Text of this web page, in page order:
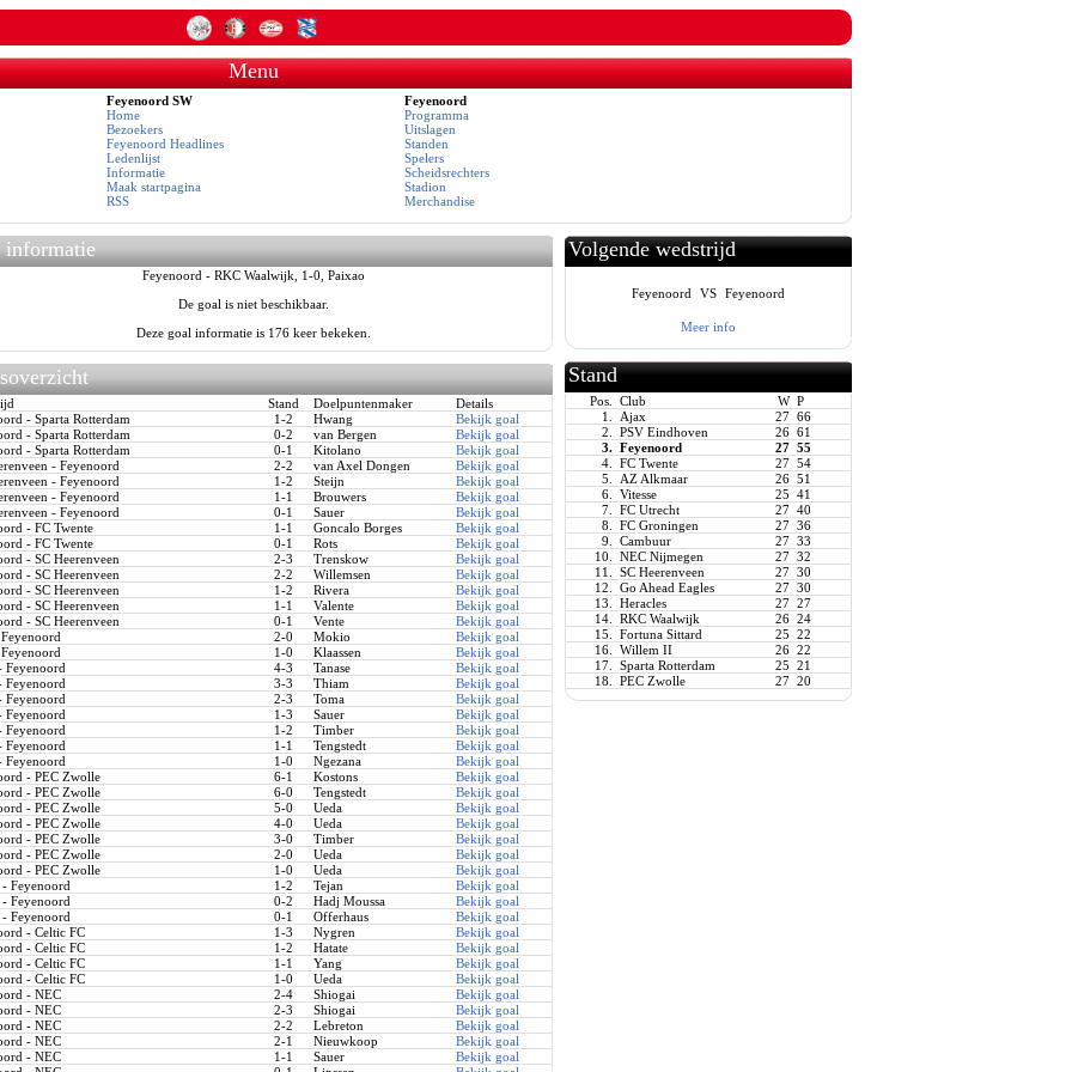
Menu
Feyenoord SW
Home
Bezoekers
Feyenoord Headlines
Ledenlijst
Informatie
Maak startpagina
RSS
Feyenoord
Programma
Uitslagen
Standen
Spelers
Scheidsrechters
Stadion
Merchandise
informatie
Feyenoord - RKC Waalwijk, 1-0, Paixao
De goal is niet beschikbaar.
Deze goal informatie is 176 keer bekeken.
Stand Doelpuntenmaker
Details
- Sparta Rotterdam
1-2 Hwang
Bekijk goal
- Sparta Rotterdam
0-2 van Bergen
Bekijk goal
- Sparta Rotterdam
0-1 Kitolano
Bekijk goal
- Feyenoord
2-2 van Axel Dongen
Bekijk goal
- Feyenoord
1-2 Steijn
Bekijk goal
- Feyenoord
1-1 Brouwers
Bekijk goal
- Feyenoord
0-1 Sauer
Bekijk goal
- FC Twente
1-1 Goncalo Borges
Bekijk goal
- FC Twente
0-1 Rots
Bekijk goal
- SC Heerenveen
2-3 Trenskow
Bekijk goal
- SC Heerenveen
2-2 Willemsen
Bekijk goal
- SC Heerenveen
1-2 Rivera
Bekijk goal
- SC Heerenveen
1-1 Valente
Bekijk goal
- SC Heerenveen
0-1 Vente
Bekijk goal
2-0 Mokio
Bekijk goal
1-0 Klaassen
Bekijk goal
Feyenoord
4-3 Tanase
Bekijk goal
Feyenoord
3-3 Thiam
Bekijk goal
Feyenoord
2-3 Toma
Bekijk goal
Feyenoord
1-3 Sauer
Bekijk goal
Feyenoord
1-2 Timber
Bekijk goal
Feyenoord
1-1 Tengstedt
Bekijk goal
Feyenoord
1-0 Ngezana
Bekijk goal
- PEC Zwolle
6-1 Kostons
Bekijk goal
- PEC Zwolle
6-0 Tengstedt
Bekijk goal
- PEC Zwolle
5-0 Ueda
Bekijk goal
- PEC Zwolle
4-0 Ueda
Bekijk goal
- PEC Zwolle
3-0 Timber
Bekijk goal
- PEC Zwolle
2-0 Ueda
Bekijk goal
- PEC Zwolle
1-0 Ueda
Bekijk goal
- Feyenoord
1-2 Tejan
Bekijk goal
- Feyenoord
0-2 Hadj Moussa
Bekijk goal
- Feyenoord
0-1 Offerhaus
Bekijk goal
- Celtic FC
1-3 Nygren
Bekijk goal
- Celtic FC
1-2 Hatate
Bekijk goal
- Celtic FC
1-1 Yang
Bekijk goal
- Celtic FC
1-0 Ueda
Bekijk goal
- NEC
2-4 Shiogai
Bekijk goal
- NEC
2-3 Shiogai
Bekijk goal
- NEC
2-2 Lebreton
Bekijk goal
- NEC
2-1 Nieuwkoop
Bekijk goal
- NEC
1-1 Sauer
Bekijk goal
Volgende wedstrijd
Feyenoord VS Feyenoord
Meer info
Stand
Pos.Club W P
1. Ajax 27 66
2.PSV Eindhoven 26 61
3. Feyenoord 27 55
4.FC Twente 27 54
5. AZ Alkmaar 26 51
6.Vitesse 25 41
7.FC Utrecht 27 40
8.FC Groningen 27 36
9.Cambuur 27 33
10.NEC Nijmegen 27 32
11.SC Heerenveen 27 30
12.Go Ahead Eagles 27 30
13.Heracles 27 27
14.RKC Waalwijk 26 24
15.Fortuna Sittard 25 22
16.Willem II 26 22
17.Sparta Rotterdam 25 21
18.PEC Zwolle 27 20